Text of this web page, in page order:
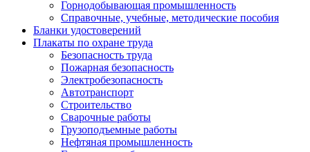
Горнодобывающая промышленность
Справочные, учебные, методические пособия
Бланки удостоверений
Плакаты по охране труда
Безопасность труда
Пожарная безопасность
Электробезопасность
Автотранспорт
Строительство
Сварочные работы
Грузоподъемные работы
Нефтяная промышленность